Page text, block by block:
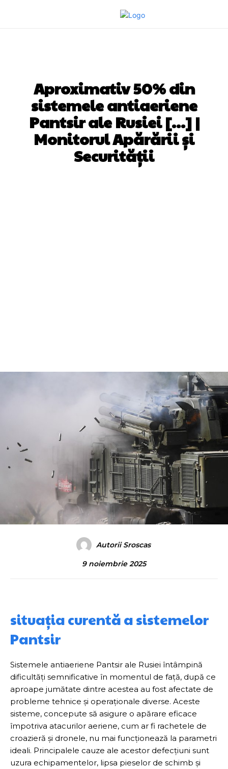
Aproximativ 50% din
sistemele antiaeriene
Pantsir ale Rusiei […] |
Monitorul Apărării și
Securității
Autorii Sroscas
9 noiembrie 2025
situația curentă a sistemelor
Pantsir
Sistemele antiaeriene Pantsir ale Rusiei întâmpină
dificultăți semnificative în momentul de față, după ce
aproape jumătate dintre acestea au fost afectate de
probleme tehnice și operaționale diverse. Aceste
sisteme, concepute să asigure o apărare eficace
împotriva atacurilor aeriene, cum ar fi rachetele de
croazieră și dronele, nu mai funcționează la parametri
ideali. Principalele cauze ale acestor defecțiuni sunt
uzura echipamentelor, lipsa pieselor de schimb și